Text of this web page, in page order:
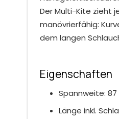
Der Multi-Kite zieht
manövrierfähig:
dem langen
Eigenschaften
Spannweite:
Länge inkl.